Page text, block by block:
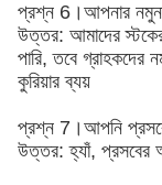
প্রশ্ন 6।আপনার
উত্তর: আমাদের
পারি, তবে গ্রাহকদের
কুরিয়ার ব্যয়
প্রশ্ন 7।আপনি
উত্তর: হ্যাঁ, প্রসবের